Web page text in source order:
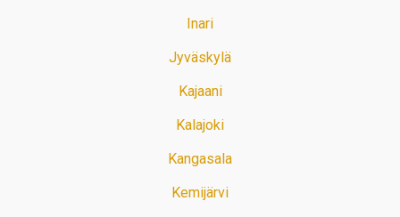
Inari
Jyväskylä
Kajaani
Kalajoki
Kangasala
Kemijärvi